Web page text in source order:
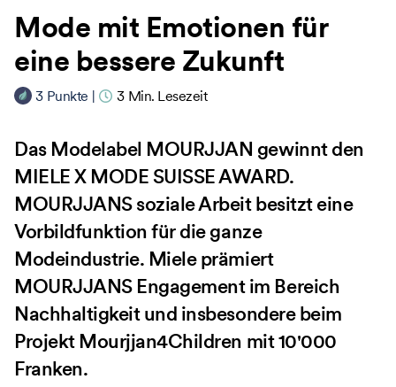
Mode mit Emotionen für
eine bessere Zukunft
3 Punkte | 3 Min. Lesezeit
Das Modelabel MOURJJAN gewinnt den
MIELE X MODE SUISSE AWARD.
MOURJJANS soziale Arbeit besitzt eine
Vorbildfunktion für die ganze
Modeindustrie. Miele prämiert
MOURJJANS Engagement im Bereich
Nachhaltigkeit und insbesondere beim
Projekt Mourjjan4Children mit 10'000
Franken.